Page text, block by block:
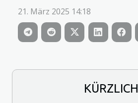
KÜRZLICH
21. März 2025 14:18